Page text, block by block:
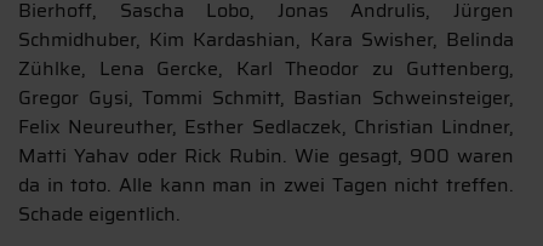
Bierhoff, Sascha Lobo, Jonas Andrulis, Jürgen
Schmidhuber, Kim Kardashian, Kara Swisher, Belinda
Zühlke, Lena Gercke, Karl Theodor zu Guttenberg,
Gregor Gysi, Tommi Schmitt, Bastian Schweinsteiger,
Felix Neureuther, Esther Sedlaczek, Christian Lindner,
Matti Yahav oder Rick Rubin. Wie gesagt, 900 waren
da in toto. Alle kann man in zwei Tagen nicht treffen.
Schade eigentlich.